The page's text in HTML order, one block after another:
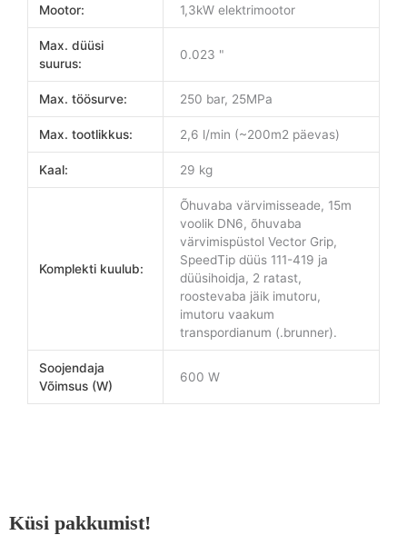
Mootor: 1,3kW elektrimootor
Max. düüsi
suurus:
0.023 "
Max. töösurve: 250 bar, 25MPa
Max. tootlikkus: 2,6 l/min (~200m2 päevas)
Kaal: 29 kg
Komplekti kuulub:
Õhuvaba värvimisseade, 15m
voolik DN6, õhuvaba
värvimispüstol Vector Grip,
SpeedTip düüs 111-419 ja
düüsihoidja, 2 ratast,
roostevaba jäik imutoru,
imutoru vaakum
transpordianum (.brunner).
Soojendaja
Võimsus (W)
600 W
Küsi pakkumist!